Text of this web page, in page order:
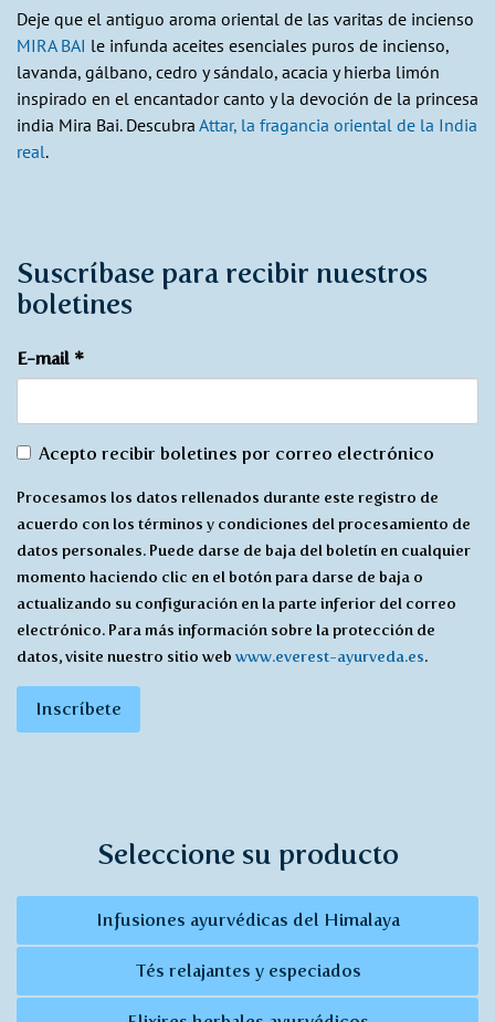
Deje que el antiguo aroma oriental de las varitas de incienso
MIRA BAI le infunda aceites esenciales puros de incienso,
lavanda, gálbano, cedro y sándalo, acacia y hierba limón
inspirado en el encantador canto y la devoción de la princesa
india Mira Bai. Descubra Attar, la fragancia oriental de la India
real.
Suscríbase para recibir nuestros
boletines
E-mail *
De
con
recibir
*
Acepto recibir boletines por correo electrónico
Procesamos los datos rellenados durante este registro de
acuerdo con los términos y condiciones del procesamiento de
datos personales. Puede darse de baja del boletín en cualquier
momento haciendo clic en el botón para darse de baja o
actualizando su configuración en la parte inferior del correo
electrónico. Para más información sobre la protección de
datos, visite nuestro sitio web www.everest-ayurveda.es.
Inscríbete
Seleccione su producto
Infusiones ayurvédicas del Himalaya
Tés relajantes y especiados